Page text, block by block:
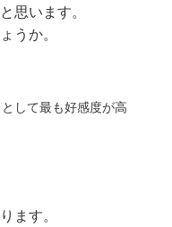
思います。
うか。
して最も好感度が高
ます。